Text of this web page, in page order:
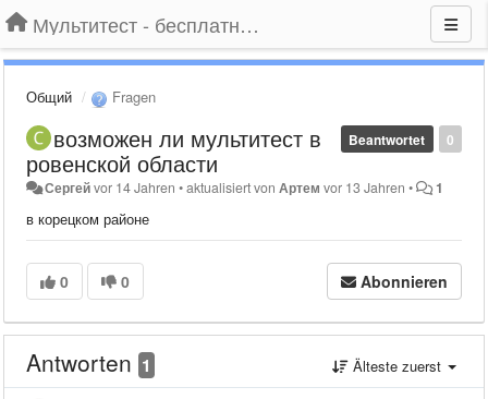
Мультитест - бесплатный подбор провайдера по адресу
Общий Fragen
0
Beantwortet
возможен ли мультитест в
ровенской области
Сергейvor 14 Jahren •aktualisiert vonАртем vor 13 Jahren • 1
в корецком районе
0 0 Abonnieren
Antworten 1 Älteste zuerst